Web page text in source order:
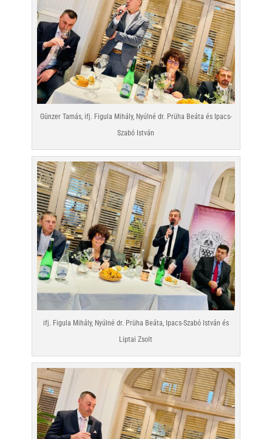
Günzer Tamás, ifj. Figula Mihály, Nyúlné dr. Prüha Beáta és Ipacs-
Szabó István
ifj. Figula Mihály, Nyúlné dr. Prüha Beáta, Ipacs-Szabó István és
Liptai Zsolt